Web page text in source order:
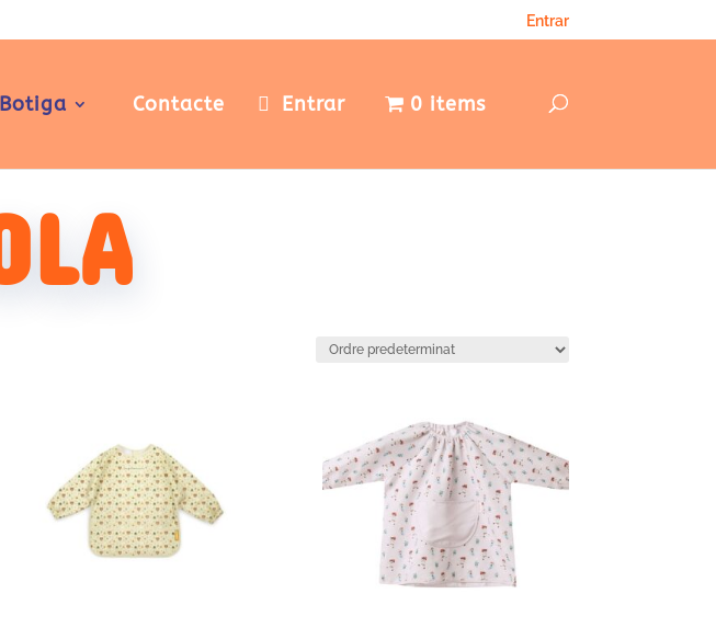
Entrar
Botiga Contacte Entrar 0 items